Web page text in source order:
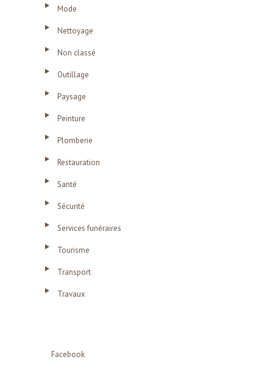
Mode
Nettoyage
Non classé
Outillage
Paysage
Peinture
Plomberie
Restauration
Santé
Sécurité
Services funéraires
Tourisme
Transport
Travaux
Facebook